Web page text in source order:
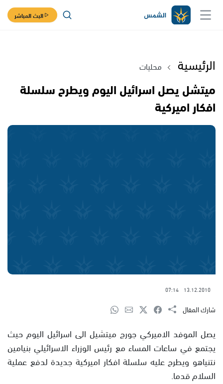
البث المباشر
الرئيسية محليات
ميتشل يصل اسرائيل اليوم ويطرح سلسلة
افكار اميركية
13.12.2010
07:14
شارك المقال
يصل الموفد الاميركي جورج ميتشيل الى اسرائيل اليوم حيث
يجتمع في ساعات المساء مع رئيس الوزراء الاسرائيلي بنيامين
نتنياهو ويطرح عليه سلسلة افكار اميركية جديدة لدفع عملية
السلام قدما.